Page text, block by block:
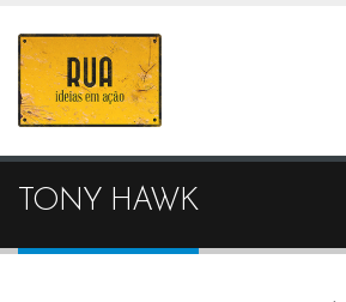
TONY HAWK